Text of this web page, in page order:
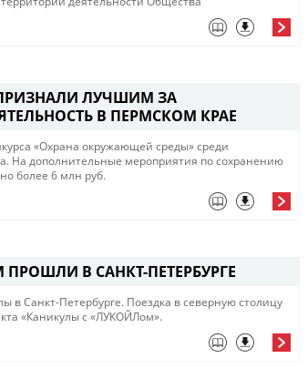
ЛУЧШИМ ЗА
В ПЕРМСКОМ КРАЕ
«Охрана окружающей среды» среди
На дополнительные мероприятия по сохранению
более 6 млн руб.
В САНКТ-ПЕТЕРБУРГЕ
Санкт-Петербурге. Поездка в северную столицу
«Каникулы с «ЛУКОЙЛом».